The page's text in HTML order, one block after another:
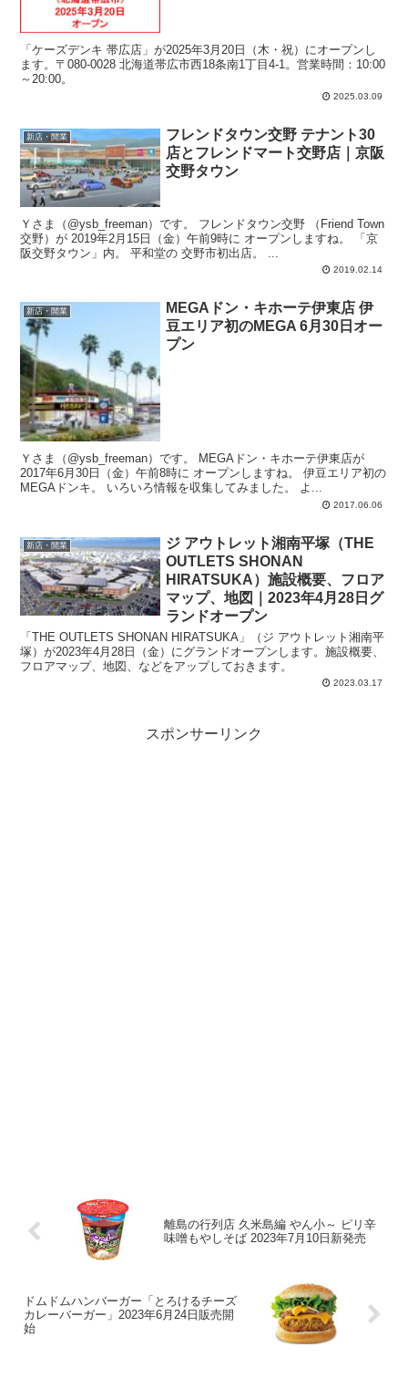
「ケーズデンキ 帯広店」が2025年3月20日（木・祝）にオープンし
ます。〒080-0028 北海道帯広市西18条南1丁目4-1。営業時間：10:00
～20:00。
2025.03.09
新店・開業
フレンドタウン交野 テナント30
店とフレンドマート交野店｜京阪
交野タウン
Ｙさま（@ysb_freeman）です。 フレンドタウン交野 （Friend Town
交野）が 2019年2月15日（金）午前9時に オープンしますね。 「京
2019.02.14
新店・開業
MEGAドン・キホーテ伊東店 伊
豆エリア初のMEGA 6月30日オー
プン
Ｙさま（@ysb_freeman）です。 MEGAドン・キホーテ伊東店が
2017年6月30日（金）午前8時に オープンしますね。 伊豆エリア初の
MEGAドンキ。 いろいろ情報を収集してみました。 よ...
2017.06.06
新店・開業
ジ アウトレット湘南平塚（THE
OUTLETS SHONAN
HIRATSUKA）施設概要、フロア
マップ、地図｜2023年4月28日グ
ランドオープン
「THE OUTLETS SHONAN HIRATSUKA」（ジ アウトレット湘南平
塚）が2023年4月28日（金）にグランドオープンします。施設概要、
フロアマップ、地図、などをアップしておきます。
2023.03.17
スポンサーリンク
離島の行列店 久米島編 やん小～ ピリ辛
味噌もやしそば 2023年7月10日新発売
ドムドムハンバーガー「とろけるチーズ
カレーバーガー」2023年6月24日販売開
始